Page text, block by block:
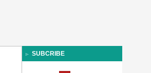
SUBCRIBE